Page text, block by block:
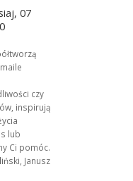
07
czy
inspirują
lub
Ci pomóc.
Janusz